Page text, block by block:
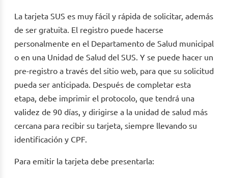
La tarjeta SUS es muy fácil y rápida de solicitar, además
de ser gratuita. El registro puede hacerse
personalmente en el Departamento de Salud municipal
o en una Unidad de Salud del SUS. Y se puede hacer un
pre-registro a través del sitio web, para que su solicitud
pueda ser anticipada. Después de completar esta
etapa, debe imprimir el protocolo, que tendrá una
validez de 90 días, y dirigirse a la unidad de salud más
cercana para recibir su tarjeta, siempre llevando su
identificación y CPF.
Para emitir la tarjeta debe presentarla: